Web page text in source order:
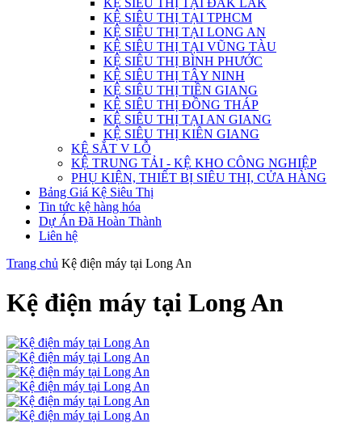
KỆ SIÊU THỊ TẠI ĐẮK LẮK
KỆ SIÊU THỊ TẠI TPHCM
KỆ SIÊU THỊ TẠI LONG AN
KỆ SIÊU THỊ TẠI VŨNG TÀU
KỆ SIÊU THỊ BÌNH PHƯỚC
KỆ SIÊU THỊ TÂY NINH
KỆ SIÊU THỊ TIỀN GIANG
KỆ SIÊU THỊ ĐỒNG THÁP
KỆ SIÊU THỊ TẠI AN GIANG
KỆ SIÊU THỊ KIÊN GIANG
KỆ SẮT V LỖ
KỆ TRUNG TẢI - KỆ KHO CÔNG NGHIỆP
PHỤ KIỆN, THIẾT BỊ SIÊU THỊ, CỬA HÀNG
Bảng Giá Kệ Siêu Thị
Tin tức kệ hàng hóa
Dự Án Đã Hoàn Thành
Liên hệ
Trang chủ Kệ điện máy tại Long An
Kệ điện máy tại Long An